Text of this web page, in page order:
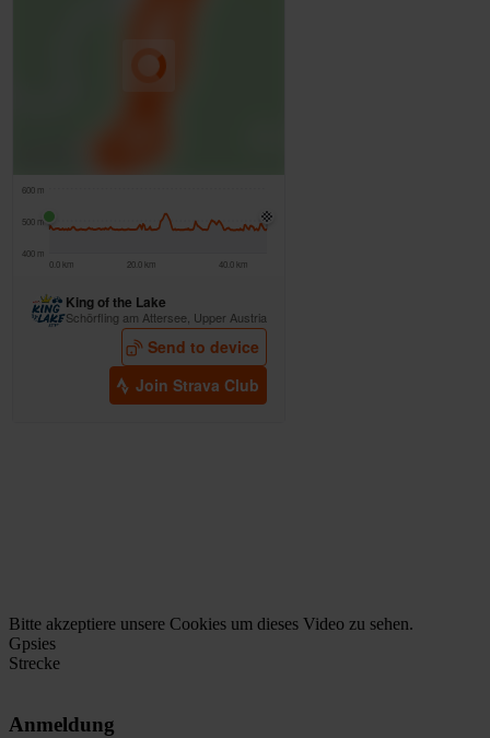
Bitte akzeptiere unsere Cookies um dieses Video zu sehen.
Gpsies
Strecke
Anmeldung